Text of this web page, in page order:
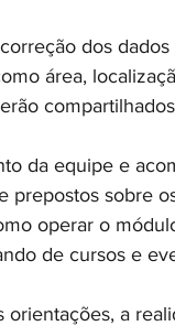
dos
área,
da equipe e
prepostos sobre
operar o
de cursos e
orientações, a